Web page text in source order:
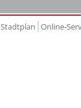
Stadtplan Online-